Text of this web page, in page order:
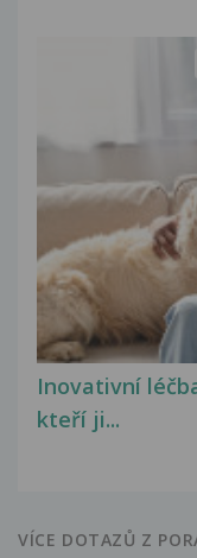
Inovativní
kteří ji...
VÍCE DOTAZŮ Z